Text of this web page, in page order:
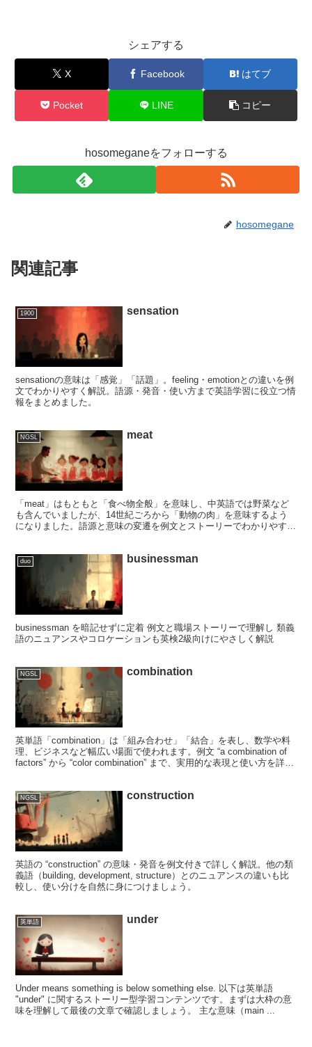
シェアする
X Facebook はてブ
Pocket LINE コピー
hosomeganeをフォローする
hosomegane
関連記事
1900 sensation
sensationの意味は「感覚」「話題」。feeling・emotionとの違いを例
文でわかりやすく解説。語源・発音・使い方まで英語学習に役立つ情
報をまとめました。
NGSL meat
「meat」はもともと「食べ物全般」を意味し、中英語では野菜など
も含んでいましたが、14世紀ごろから「動物の肉」を意味するよう
になりました。語源と意味の変遷を例文とストーリーでわかりやすく
duo businessman
businessman を暗記せずに定着 例文と職場ストーリーで理解し 類義
語のニュアンスやコロケーションも英検2級向けにやさしく解説
NGSL combination
英単語「combination」は「組み合わせ」「結合」を表し、数学や料
理、ビジネスなど幅広い場面で使われます。例文 “a combination of
factors” から “color combination” まで、実用的な表現と使い方を詳し
NGSL construction
英語の “construction” の意味・発音を例文付きで詳しく解説。他の類
義語（building, development, structure）とのニュアンスの違いも比
較し、使い分けを自然に身につけましょう。
英単語 under
Under means something is below something else. 以下は英単語
"under" に関するストーリー型学習コンテンツです。まずは大枠の意
味を理解して最後の文章で確認しましょう。 主な意味（main ...